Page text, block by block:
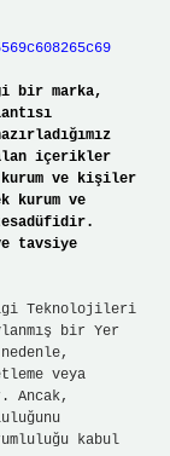
bir marka,
alan içerikler
ve kişiler
kurum ve
tavsiye
Teknolojileri
bir Yer
veya
Ancak,
kabul